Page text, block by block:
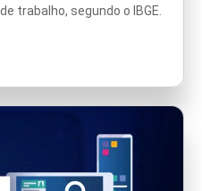
trabalho, segundo o IBGE.